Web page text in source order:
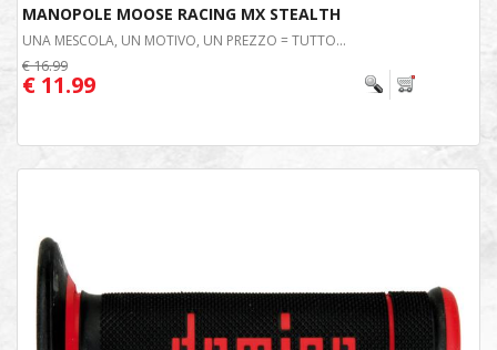
MANOPOLE MOOSE RACING MX STEALTH
UNA MESCOLA, UN MOTIVO, UN PREZZO = TUTTO...
€ 16.99
€ 11.99